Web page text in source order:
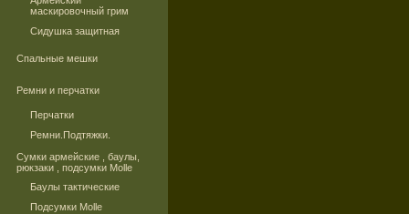
маскировочный грим
Сидушка защитная
Спальные мешки
Ремни и перчатки
Перчатки
Ремни.Подтяжки.
Сумки армейские , баулы,
рюкзаки , подсумки Molle
Баулы тактические
Подсумки Molle